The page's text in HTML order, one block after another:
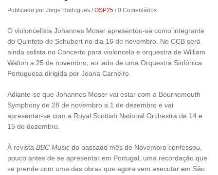
Publicado por Jorge Rodrigues /OSP25 /0 Comentários
O violoncelista Johannes Moser apresentou-se como integrante
do Quinteto de Schubert no dia 16 de novembro. No CCB será
ainda solista no Concerto para violoncelo e orquestra de William
Walton a 25 de novembro, ao lado de uma Orquestra Sinfónica
Portuguesa dirigida por Joana Carneiro.
Adiante-se que Johannes Moser vai estar com a Bournemouth
Symphony de 28 de novembro a 1 de dezembro e vai
apresentar-se com a Royal Scottish National Orchestra de 14 e
15 de dezembro.
À revista BBC Music do passado mês de Novembro confessou,
pouco antes de se apresentar em Portugal, uma recordação que
se prende com uma das obras que agora vem executar em São